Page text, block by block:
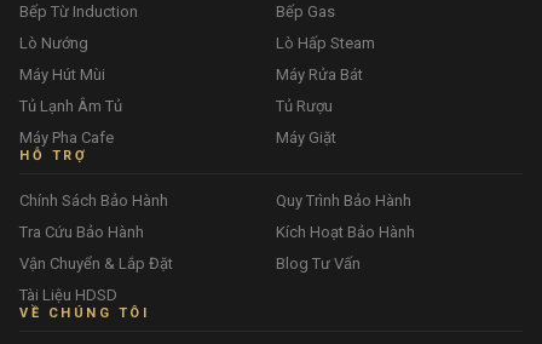
Bếp Từ Induction
Bếp Gas
Lò Nướng
Lò Hấp Steam
Máy Hút Mùi
Máy Rửa Bát
Tủ Lạnh Âm Tủ
Tủ Rượu
Máy Pha Cafe
Máy Giặt
HỖ TRỢ
Chính Sách Bảo Hành
Quy Trình Bảo Hành
Tra Cứu Bảo Hành
Kích Hoạt Bảo Hành
Vận Chuyển & Lắp Đặt
Blog Tư Vấn
Tài Liệu HDSD
VỀ CHÚNG TÔI